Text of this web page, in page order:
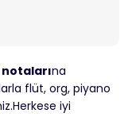
na
flüt, org, piyano
iyi